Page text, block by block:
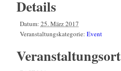
Details
Datum: 25. März 2017
Veranstaltungskategorie: Event
Veranstaltungsort